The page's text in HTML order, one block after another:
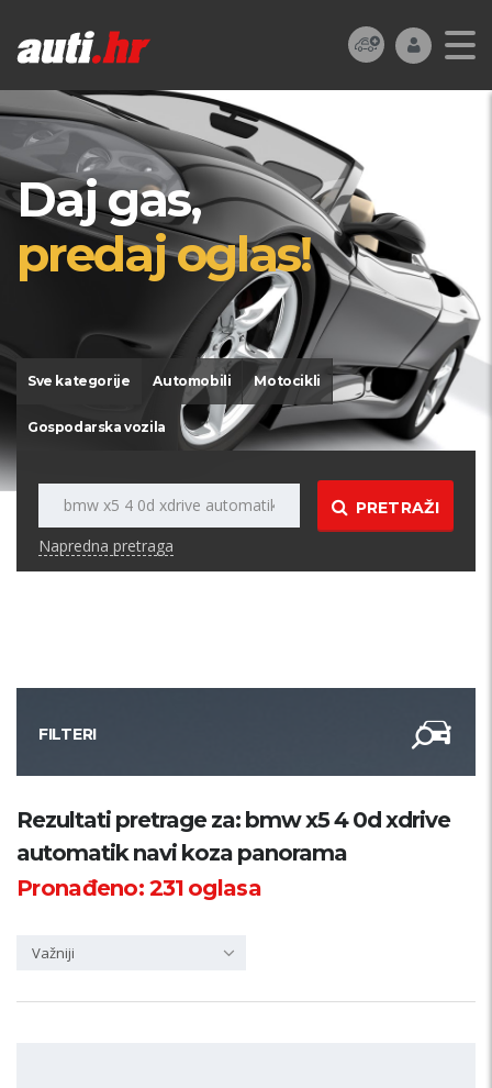
Daj gas,
predaj oglas!
Sve kategorije Automobili Motocikli
Gospodarska vozila
PRETRAŽI
Napredna pretraga
FILTERI
Kategorija
Županija
Rezultati pretrage za: bmw x5 4 0d xdrive
automatik navi koza panorama
Pronađeno:231oglasa
Važniji